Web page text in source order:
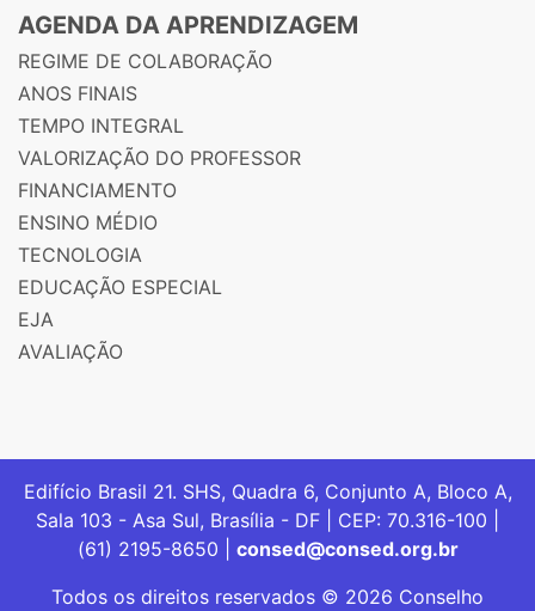
AGENDA DA APRENDIZAGEM
REGIME DE COLABORAÇÃO
ANOS FINAIS
TEMPO INTEGRAL
VALORIZAÇÃO DO PROFESSOR
FINANCIAMENTO
ENSINO MÉDIO
TECNOLOGIA
EDUCAÇÃO ESPECIAL
EJA
AVALIAÇÃO
Edifício Brasil 21. SHS, Quadra 6, Conjunto A, Bloco A,
Sala 103 - Asa Sul, Brasília - DF | CEP: 70.316-100 |
(61) 2195-8650 | consed@consed.org.br
Todos os direitos reservados © 2026 Conselho